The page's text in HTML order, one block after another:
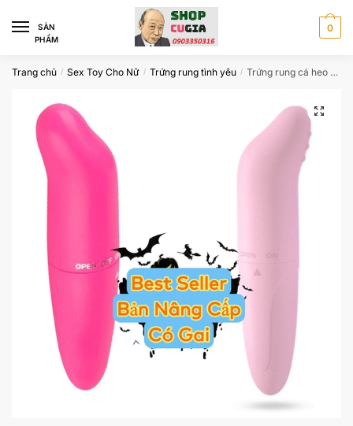
navigation
content
SÀN
PHẨM
0
Trang chủ / Sex Toy Cho Nữ / Trứng rung tình yêu / Trứng rung cá heo giá rẻ CTR160